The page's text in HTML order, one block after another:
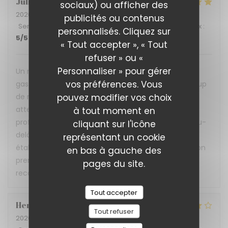
sociaux) ou afficher des
publicités ou contenus
personnalisés. Cliquez sur
« Tout accepter », « Tout
refuser » ou «
Personnaliser » pour gérer
vos préférences. Vous
pouvez modifier vos choix
à tout moment en
cliquant sur l'icône
représentant un cookie
en bas à gauche des
pages du site.
Tout accepter
Tout refuser
2026-07-02
- 12:15 - Couverts 4
Service
Ambiance 5 /5 Cuisine Qualité / Prix :
5/5
Un restaurant qui prouve qu'on peut allier
gastronomie, convivialité et inclusion avec beaucoup
de réussite ! L'accueil est chaleureux, le service
attentionné et réalisé avec beaucoup de
professionnalisme. Nous avons très bien déjeuné. Au-
delà de la qualité de la cuisine, c'est aussi un
établissement porteur de belles valeurs, où l'inclusion
prend tout son sens. Une très belle adresse que je
recommande sans hésiter !
Hervé
2026-06-30
- 12:30 - Couverts 3